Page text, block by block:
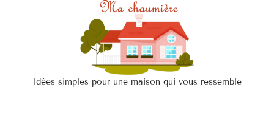
Idées simples pour une maison qui vous ressemble